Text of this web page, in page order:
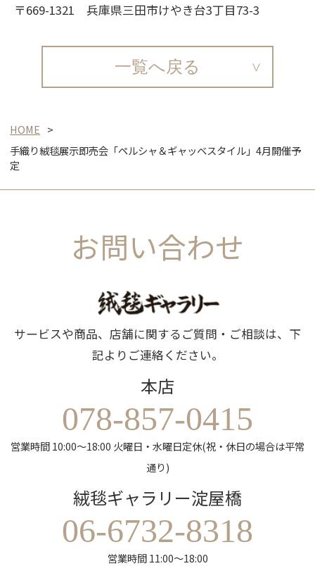
〒669-1321 兵庫県三田市けやき台3丁目73-3
一覧へ戻る
HOME
手織り絨毯展示即売会「ペルシャ＆ギャッベスタイル」4月開催予
定
お問い合わせ
サービスや商品、店舗に関するご質問・ご相談は、下
記よりご連絡ください。
本店
078-857-0415
営業時間 10:00～18:00 火曜日・水曜日定休(祝・休日の場合は平常
通り)
絨毯ギャラリー淀屋橋
06-6732-8318
営業時間 11:00～18:00